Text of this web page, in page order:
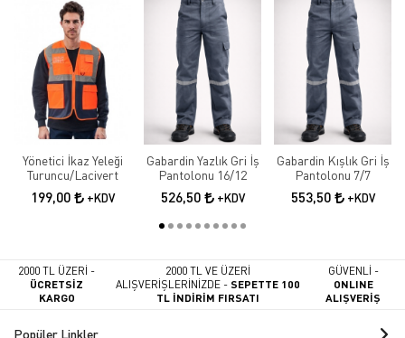
Yönetici İkaz Yeleği
Turuncu/Lacivert
199,00 +KDV
Gabardin Yazlık Gri İş
Pantolonu 16/12
526,50 +KDV
Gabardin Kışlık Gri İş
Pantolonu 7/7
553,50 +KDV
2000 TL ÜZERİ -
ÜCRETSİZ
KARGO
2000 TL VE ÜZERİ
ALIŞVERİŞLERİNİZDE -SEPETTE 100
TL İNDİRİM FIRSATI
GÜVENLİ -
ONLINE
ALIŞVERİŞ
Popüler Linkler